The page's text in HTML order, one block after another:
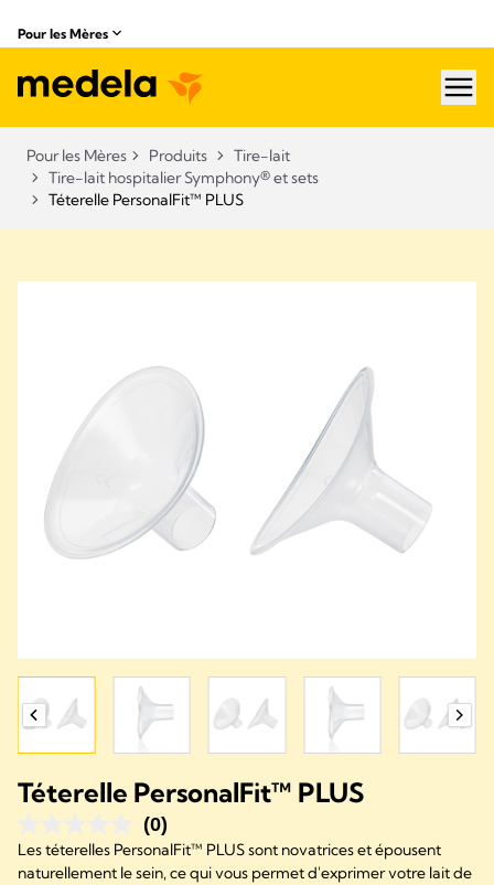
Pour les Mères
Pour les Mères Produits
Tire-lait
Tire-lait hospitalier Symphony® et sets
Téterelle PersonalFit™ PLUS
Téterelle PersonalFit™ PLUS
(0)
Les téterelles PersonalFit™ PLUS sont novatrices et épousent
naturellement le sein, ce qui vous permet d'exprimer votre lait de